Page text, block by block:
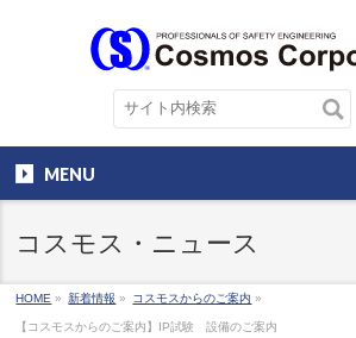
MENU
コスモス・ニュース
HOME » 新着情報 » コスモスからのご案内 »
【コスモスからのご案内】IP試験 設備のご案内